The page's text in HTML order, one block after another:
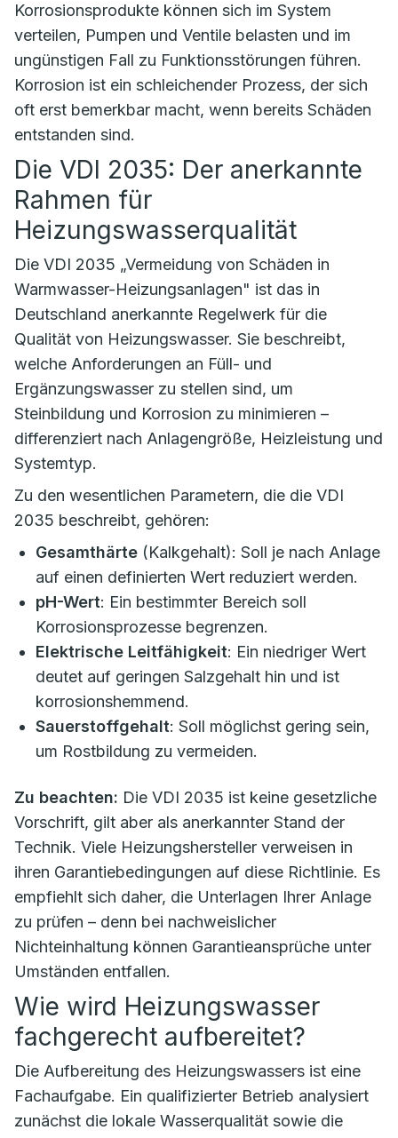
Korrosionsprodukte können sich im System
verteilen, Pumpen und Ventile belasten und im
ungünstigen Fall zu Funktionsstörungen führen.
Korrosion ist ein schleichender Prozess, der sich
oft erst bemerkbar macht, wenn bereits Schäden
entstanden sind.
Die VDI 2035: Der anerkannte
Rahmen für
Heizungswasserqualität
Die VDI 2035 „Vermeidung von Schäden in
Warmwasser-Heizungsanlagen" ist das in
Deutschland anerkannte Regelwerk für die
Qualität von Heizungswasser. Sie beschreibt,
welche Anforderungen an Füll- und
Ergänzungswasser zu stellen sind, um
Steinbildung und Korrosion zu minimieren –
differenziert nach Anlagengröße, Heizleistung und
Systemtyp.
Zu den wesentlichen Parametern, die die VDI
2035 beschreibt, gehören:
Gesamthärte (Kalkgehalt): Soll je nach Anlage
auf einen definierten Wert reduziert werden.
pH-Wert: Ein bestimmter Bereich soll
Korrosionsprozesse begrenzen.
Elektrische Leitfähigkeit: Ein niedriger Wert
deutet auf geringen Salzgehalt hin und ist
korrosionshemmend.
Sauerstoffgehalt: Soll möglichst gering sein,
um Rostbildung zu vermeiden.
Zu beachten: Die VDI 2035 ist keine gesetzliche
Vorschrift, gilt aber als anerkannter Stand der
Technik. Viele Heizungshersteller verweisen in
ihren Garantiebedingungen auf diese Richtlinie. Es
empfiehlt sich daher, die Unterlagen Ihrer Anlage
zu prüfen – denn bei nachweislicher
Nichteinhaltung können Garantieansprüche unter
Umständen entfallen.
Wie wird Heizungswasser
fachgerecht aufbereitet?
Die Aufbereitung des Heizungswassers ist eine
Fachaufgabe. Ein qualifizierter Betrieb analysiert
zunächst die lokale Wasserqualität sowie die